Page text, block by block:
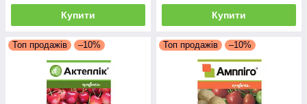
Купити Купити
Топ продажів –10% Топ продажів –10%